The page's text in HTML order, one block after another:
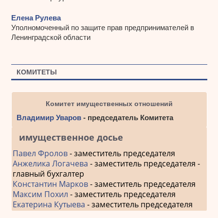
Елена Рулева
Уполномоченный по защите прав предпринимателей в
Ленинградской области
КОМИТЕТЫ
Комитет имущественных отношений
Владимир Уваров- председатель Комитета
имущественное досье
Павел Фролов- заместитель председателя
Анжелика Логачева - заместитель председателя -
главный бухгалтер
Константин Марков- заместитель председателя
Максим Похил - заместитель председателя
Екатерина Кутыева - заместитель председателя